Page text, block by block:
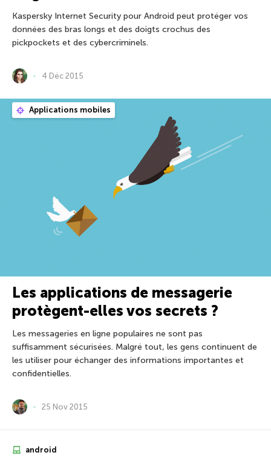
Kaspersky Internet Security pour Android peut protéger vos
données des bras longs et des doigts crochus des
pickpockets et des cybercriminels.
4 Déc 2015
Applications mobiles
Les applications de messagerie
protègent-elles vos secrets ?
Les messageries en ligne populaires ne sont pas
suffisamment sécurisées. Malgré tout, les gens continuent de
les utiliser pour échanger des informations importantes et
confidentielles.
25 Nov 2015
android